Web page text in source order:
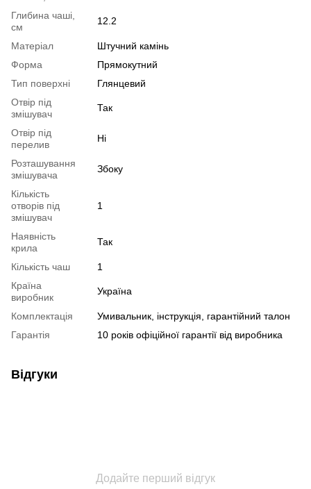
Глибина чаші,
см
12.2
Матеріал
Штучний камінь
Форма
Прямокутний
Тип поверхні
Глянцевий
Отвір під
змішувач
Так
Отвір під
перелив
Ні
Розташування
змішувача
Збоку
Кількість
отворів під
змішувач
1
Наявність
крила
Так
Кількість чаш
1
Країна
виробник
Україна
Комплектація
Умивальник, інструкція, гарантійний талон
Гарантія
10 років офіційної гарантії від виробника
Відгуки
Додайте перший відгук